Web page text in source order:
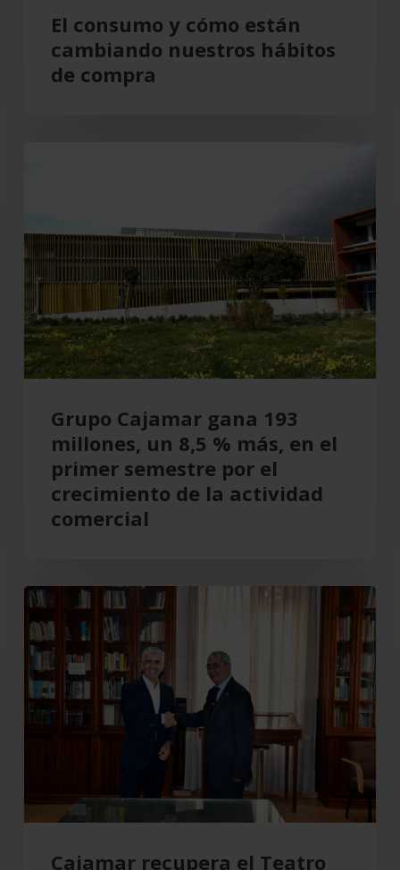
El consumo y cómo están
cambiando nuestros hábitos
de compra
193
millones,
un
8,5
%
más,
en
primer
semestre
crecimiento
actividad
comercial
Grupo Cajamar gana 193
millones, un 8,5 % más, en el
primer semestre por el
crecimiento de la actividad
comercial
Cajamar
recupera
el
Teatro
Cervantes
para
Cajamar recupera el Teatro